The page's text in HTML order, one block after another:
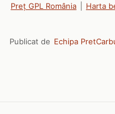
Preț GPL România Harta
Publicat de Echipa